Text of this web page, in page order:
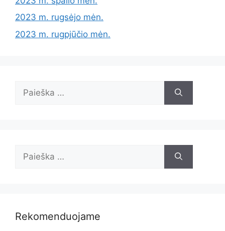
2023 m. rugsėjo mėn.
2023 m. rugpjūčio mėn.
Rekomenduojame